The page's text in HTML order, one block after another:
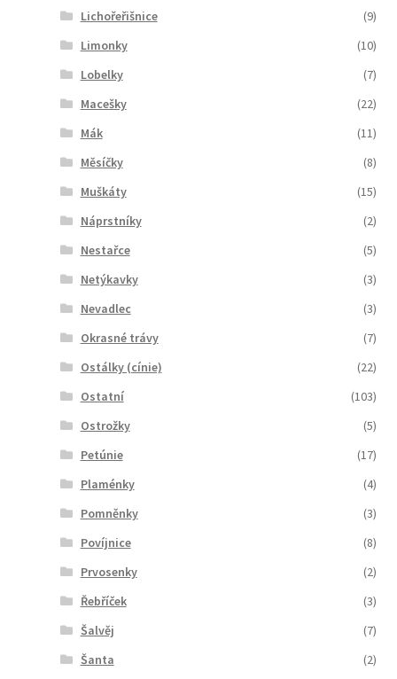
Lichořeřišnice
(9)
Limonky
(10)
Lobelky
(7)
Macešky
(22)
Mák
(11)
Měsíčky
(8)
Muškáty
(15)
Náprstníky
(2)
Nestařce
(5)
Netýkavky
(3)
Nevadlec
(3)
Okrasné trávy
(7)
Ostálky (cínie)
(22)
Ostatní
(103)
Ostrožky
(5)
Petúnie
(17)
Plaménky
(4)
Pomněnky
(3)
Povíjnice
(8)
Prvosenky
(2)
Řebříček
(3)
Šalvěj
(7)
Šanta
(2)